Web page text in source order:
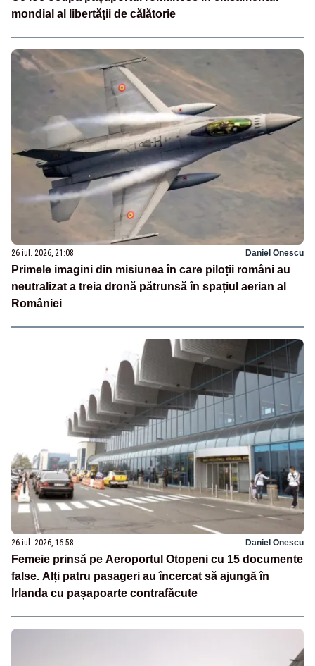
mondial al libertății de călătorie
26 iul. 2026, 21:08 Daniel Onescu
Primele imagini din misiunea în care piloții români au
neutralizat a treia dronă pătrunsă în spațiul aerian al
României
26 iul. 2026, 16:58 Daniel Onescu
Femeie prinsă pe Aeroportul Otopeni cu 15 documente
false. Alți patru pasageri au încercat să ajungă în
Irlanda cu pașapoarte contrafăcute